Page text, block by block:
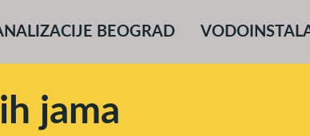
BEOGRAD
jama